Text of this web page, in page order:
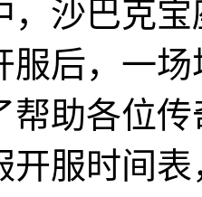
，沙巴克
服后，一
帮助各位
开服时间